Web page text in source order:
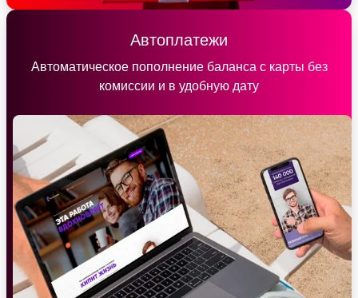
Автоплатежи
Автоматическое пополнение баланса с карты без
комиссии и в удобную дату